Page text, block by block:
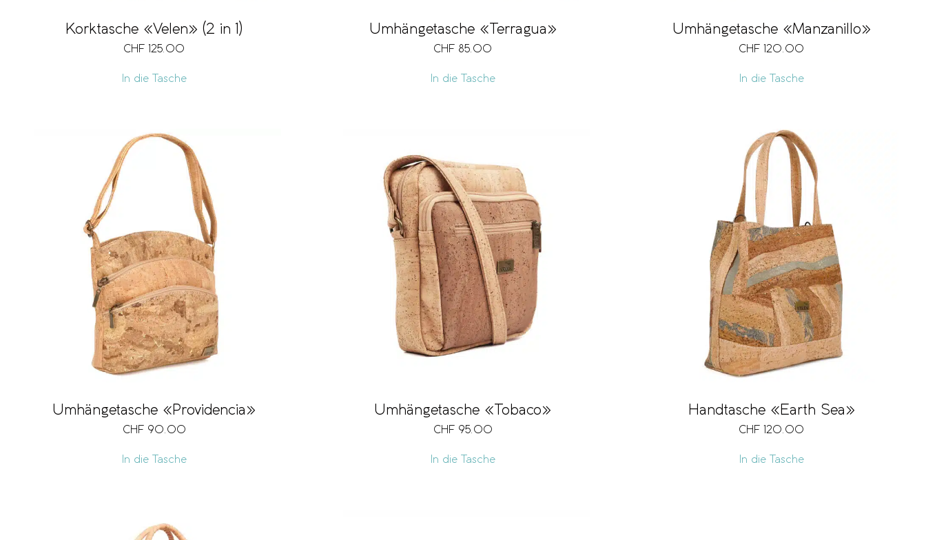
Korktasche «Velen» (2 in 1)
CHF 125.00
In die Tasche
Umhängetasche «Terragua»
CHF 85.00
In die Tasche
Umhängetasche «Manzanillo»
CHF 120.00
In die Tasche
Umhängetasche «Providencia»
CHF 90.00
In die Tasche
Umhängetasche «Tobaco»
CHF 95.00
In die Tasche
Handtasche «Earth Sea»
CHF 120.00
In die Tasche